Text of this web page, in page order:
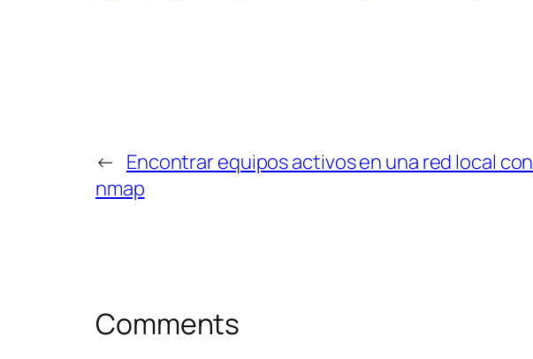
← Encontrar equipos activos en una red local con
nmap
Comments